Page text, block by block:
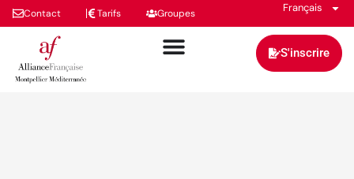
Contact Tarifs Groupes Français
S'inscrire